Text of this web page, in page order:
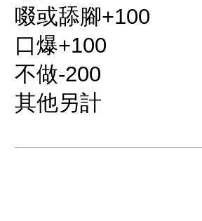
啜或舔腳+100
口爆+100
不做-200
其他另計